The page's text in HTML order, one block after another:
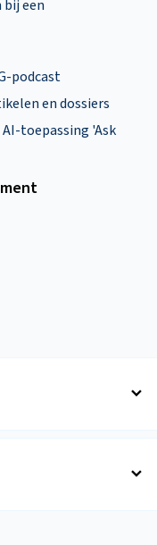
bij een
podcast
en dossiers
toepassing 'Ask